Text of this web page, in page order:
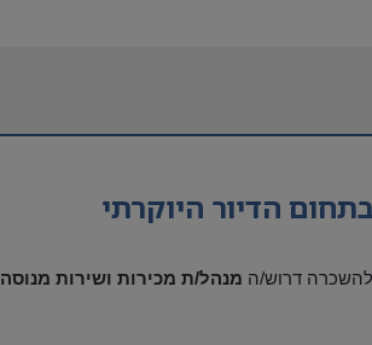
הדיור היוקרתי
להשכרה דרוש/ה מנהל/ת מכירות ושירות מנוסה